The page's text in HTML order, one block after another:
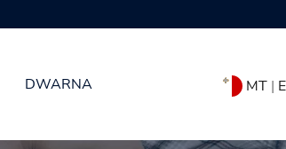
DWARNA MT |